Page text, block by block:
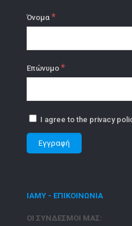
Όνομα *
Επώνυμο *
I agree to the privacy
ΙΑΜΥ - ΕΠΙΚΟΙΝΩΝΙΑ
ΟΙ ΣΥΝΔΕΣΜΟΙ ΜΑΣ: